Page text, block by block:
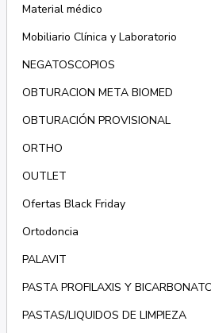
Material médico
Mobiliario Clínica y Laboratorio
NEGATOSCOPIOS
OBTURACION META BIOMED
OBTURACIÓN PROVISIONAL
ORTHO
OUTLET
Ofertas Black Friday
Ortodoncia
PALAVIT
PASTA PROFILAXIS Y
PASTAS/LIQUIDOS DE LIMPIEZA